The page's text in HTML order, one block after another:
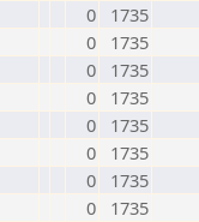
0
1735
0
1735
0
1735
0
1735
0
1735
0
1735
0
1735
0
1735